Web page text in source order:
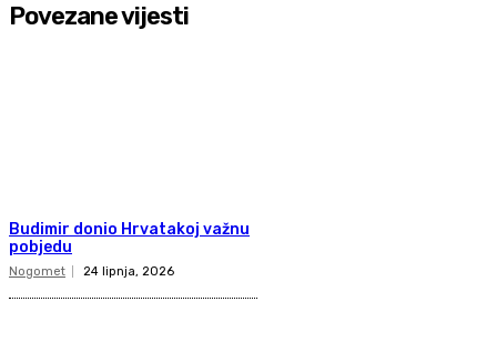
Povezane vijesti
Budimir donio Hrvatakoj važnu
pobjedu
Nogomet 24 lipnja, 2026